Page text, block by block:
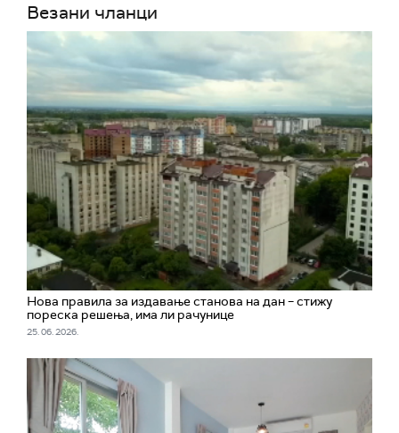
Везани чланци
Нова правила за издавање станова на дан – стижу
пореска решења, има ли рачунице
25. 06. 2026.